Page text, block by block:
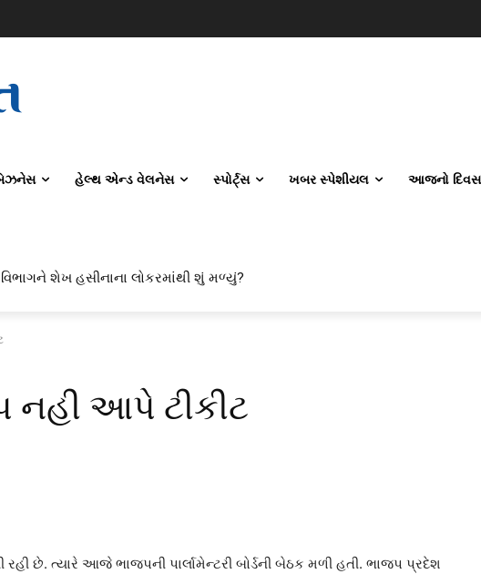
હેલ્થ એન્ડ વેલનેસ સ્પોર્ટ્સ ખબર સ્પેશીયલ આજનો દિવસ
વિભાગને શેખ હસીનાના લોકરમાંથી શું મળ્યું?
નહી આપે ટીકીટ
છે. ત્યારે આજે ભાજપની પાર્લામેન્ટરી બોર્ડની બેઠક મળી હતી. ભાજપ પ્રદેશ